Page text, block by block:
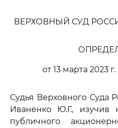
ВЕРХОВНЫЙ СУД
от 13 марта 2023
Судья Верховного Суда
Иваненко Ю.Г., изучив
публичного